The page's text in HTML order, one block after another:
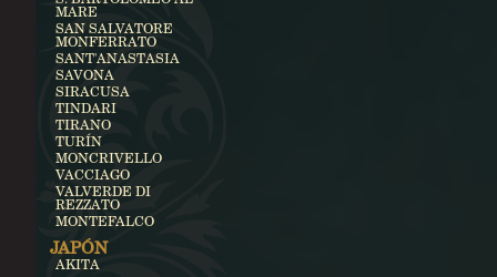
MARE
SAN SALVATORE
MONFERRATO
SANT'ANASTASIA
SAVONA
SIRACUSA
TINDARI
TIRANO
TURÍN
MONCRIVELLO
VACCIAGO
VALVERDE DI
REZZATO
MONTEFALCO
JAPÓN
AKITA